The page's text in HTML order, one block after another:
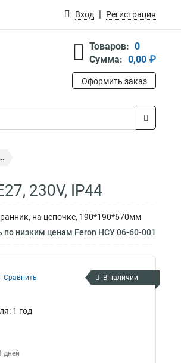
Вход Регистрация
Товаров: 0
Сумма: 0,00 ₽
Оформить заказ
230V, IP44
на цепочке, 190*190*670мм
по низким ценам Feron НСУ 06-60-001
Сравнить В наличии
1 год
дней